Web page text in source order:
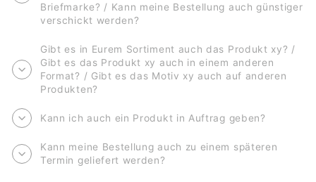
Briefmarke? / Kann meine Bestellung auch günstiger
verschickt werden?
Gibt es in Eurem Sortiment auch das Produkt xy? /
Gibt es das Produkt xy auch in einem anderen
Format? / Gibt es das Motiv xy auch auf anderen
Produkten?
Kann ich auch ein Produkt in Auftrag geben?
Kann meine Bestellung auch zu einem späteren
Termin geliefert werden?